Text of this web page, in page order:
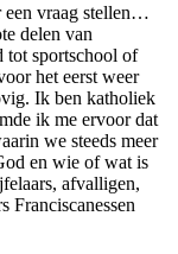
vraag stellen…
delen van
tot sportschool of
het eerst weer
Ik ben katholiek
ik me ervoor dat
we steeds meer
en wie of wat is
afvalligen,
Franciscanessen